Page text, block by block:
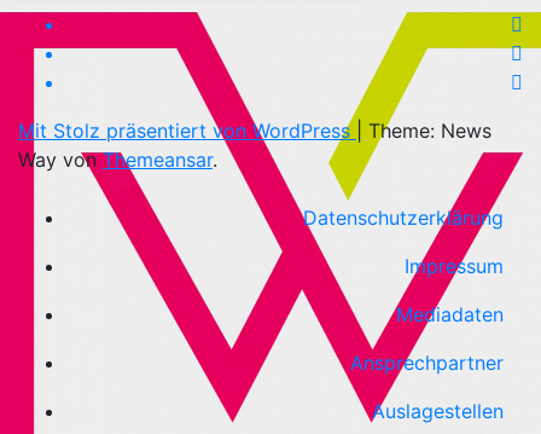
Mit Stolz präsentiert von WordPress
Theme: News
Way vonThemeansar.
Datenschutzerklärung
Impressum
Mediadaten
Ansprechpartner
Auslagestellen